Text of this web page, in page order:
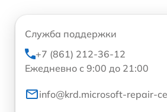
Служба поддержки
+7 (861) 212-36-12
Ежедневно с 9:00 до 21:00
info@krd.microsoft-repair-